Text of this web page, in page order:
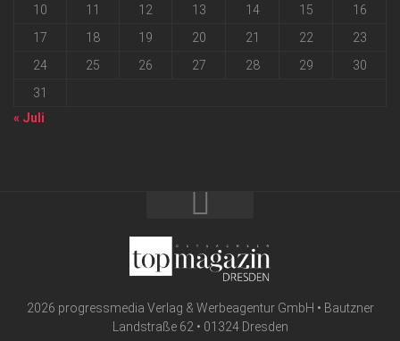
10
11 12 13 14 15
16
17
18 19 20 21 22
23
24
25 26 27 28 29
30
31
« Juli
2026 progressmedia Verlag & Werbeagentur GmbH • Bautzner
Landstraße 62 • 01324 Dresden